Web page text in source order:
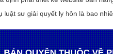
luật sư giải quyết ly hôn là bao